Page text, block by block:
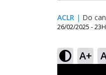
ACLR | Do
26/02/2025 -
A+